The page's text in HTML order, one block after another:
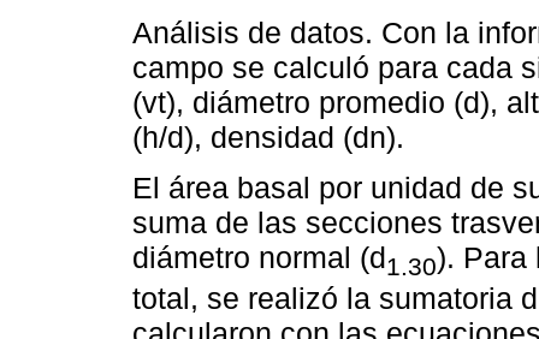
Análisis de datos. Con la
campo se calculó para cada
(vt), diámetro promedio (d),
(h/d), densidad (dn).
El área basal por unidad de
suma de las secciones
diámetro normal (d1.30). Para
total, se realizó la sumatoria